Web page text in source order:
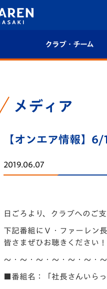
クラブ・チーム
選手プロフィール
クラブハウス（練習
メディア
【オンエア情報】
2019.06.07
日ごろより、クラブへのご
下記番組にＶ・ファーレン
皆さまぜひお聴きください！
～・～・～・～・～・～・
■番組名： 「社長さんいら